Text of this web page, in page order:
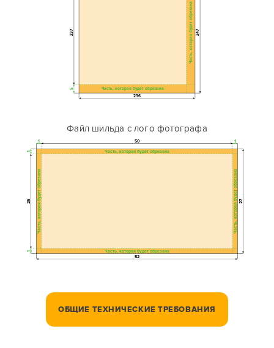
236
247
237
5
Часть, которая будет обрезана
Часть, которая будет обрезана
Файл шильда с лого фотографа
52
27
1
25
1
Часть, которая будет обрезана Часть, которая будет обрезана
1 1
50
Часть, которая будет обрезана
Часть, которая будет обрезана
ОБЩИЕ ТЕХНИЧЕСКИЕ ТРЕБОВАНИЯ